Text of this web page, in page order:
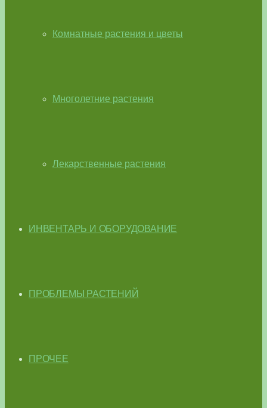
Комнатные растения и цветы
Многолетние растения
Лекарственные растения
ИНВЕНТАРЬ И ОБОРУДОВАНИЕ
ПРОБЛЕМЫ РАСТЕНИЙ
ПРОЧЕЕ